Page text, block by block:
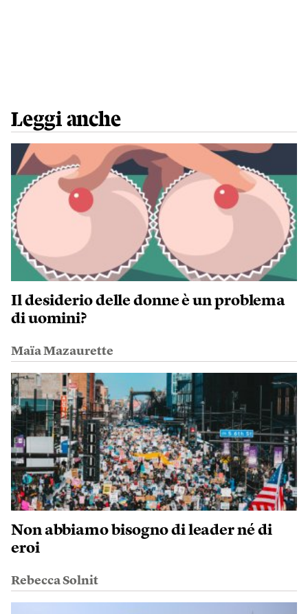
Leggi anche
Il desiderio delle donne è un problema
di uomini?
Maïa Mazaurette
Non abbiamo bisogno di leader né di
eroi
Rebecca Solnit